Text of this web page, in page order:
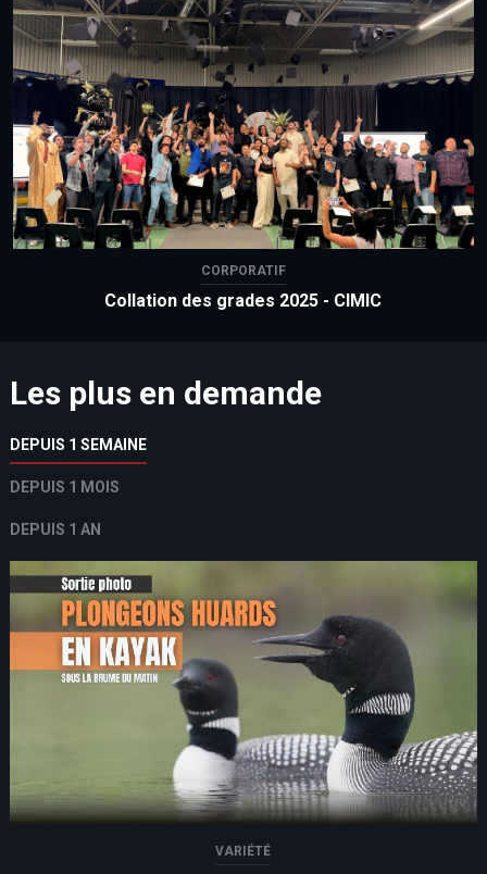
CORPORATIF
Collation des grades 2025 - CIMIC
Les plus en demande
DEPUIS 1 SEMAINE
DEPUIS 1 MOIS
DEPUIS 1 AN
VARIÉTÉ